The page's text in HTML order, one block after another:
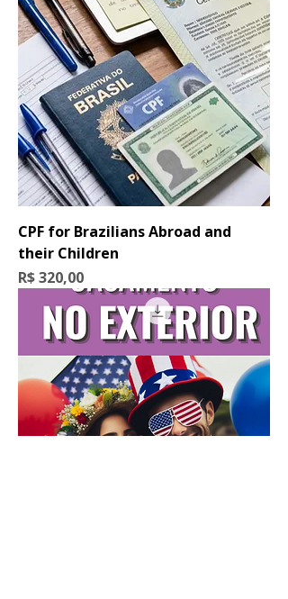
CPF for Brazilians Abroad and
their Children
Preço
R$ 320,00